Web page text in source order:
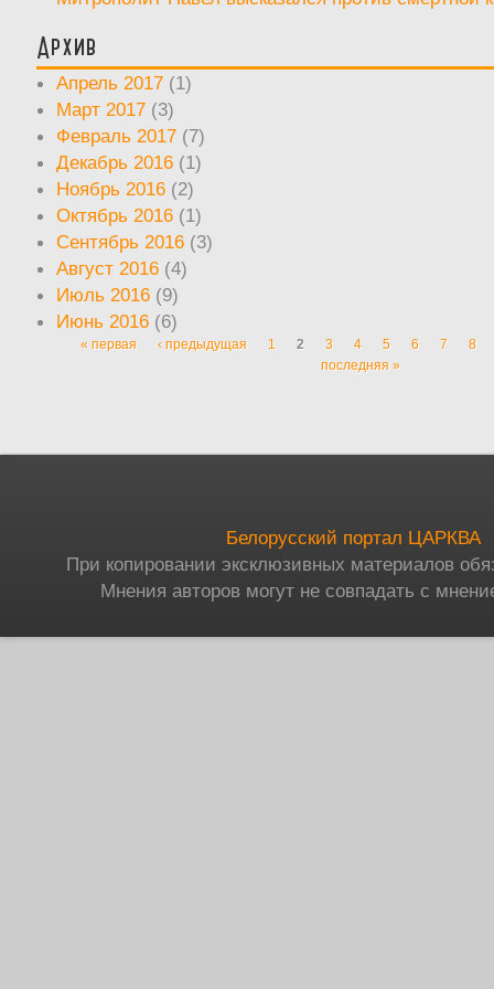
Архив
Апрель 2017 (1)
Март 2017 (3)
Февраль 2017 (7)
Декабрь 2016 (1)
Ноябрь 2016 (2)
Октябрь 2016 (1)
Сентябрь 2016 (3)
Август 2016 (4)
Июль 2016 (9)
Июнь 2016 (6)
Страницы
« первая ‹ предыдущая 1 2 3 4 5 6 7
8
последняя »
Белорусский портал ЦАРКВА
При копировании эксклюзивных материалов
Мнения авторов могут не совпадать с